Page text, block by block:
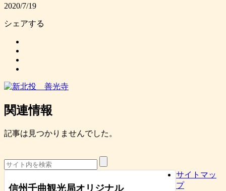
2020/7/19
シェアする
関連情報
記事は見つかりませんでした。
信州千曲観光局オリジナル
サイトマッ
プ